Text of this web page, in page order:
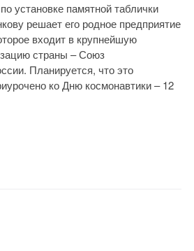
установке памятной таблички
решает его родное предприятие
входит в крупнейшую
страны – Союз
Планируется, что это
ко Дню космонавтики – 12